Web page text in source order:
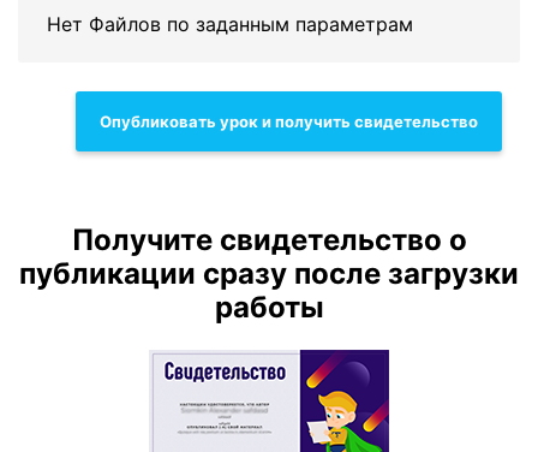
Нет Файлов по заданным параметрам
Опубликовать урок и получить свидетельство
Получите свидетельство о
публикации сразу после загрузки
работы